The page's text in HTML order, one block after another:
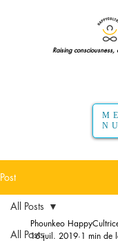
Raising
ME
NU
Post
All Posts
All Posts
Phounkeo
16 juil. 2019 1 min de